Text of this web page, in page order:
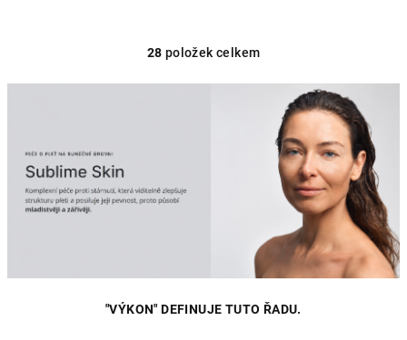
O
v
y
28 položek celkem
"VÝKON" DEFINUJE TUTO ŘADU.